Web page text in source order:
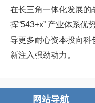
在长三角一体化发展的
挥“543+x” 产业体系优
导更多耐心资本投向科
新注入强劲动力。